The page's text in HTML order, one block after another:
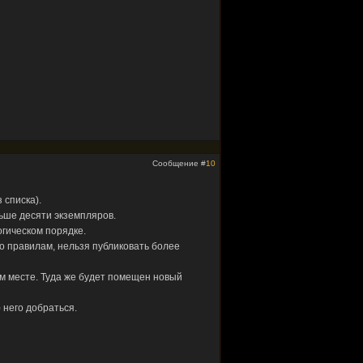
Сообщение #10
списка).
десяти экземпляров.
порядке.
нельзя публиковать более
месте. Туда же будет помещен новый
добраться.